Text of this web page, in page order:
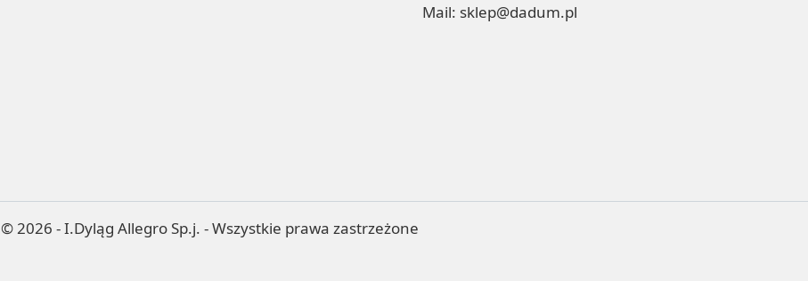
Mail: sklep@dadum.pl
© 2026 - I.Dyląg Allegro Sp.j. - Wszystkie prawa zastrzeżone